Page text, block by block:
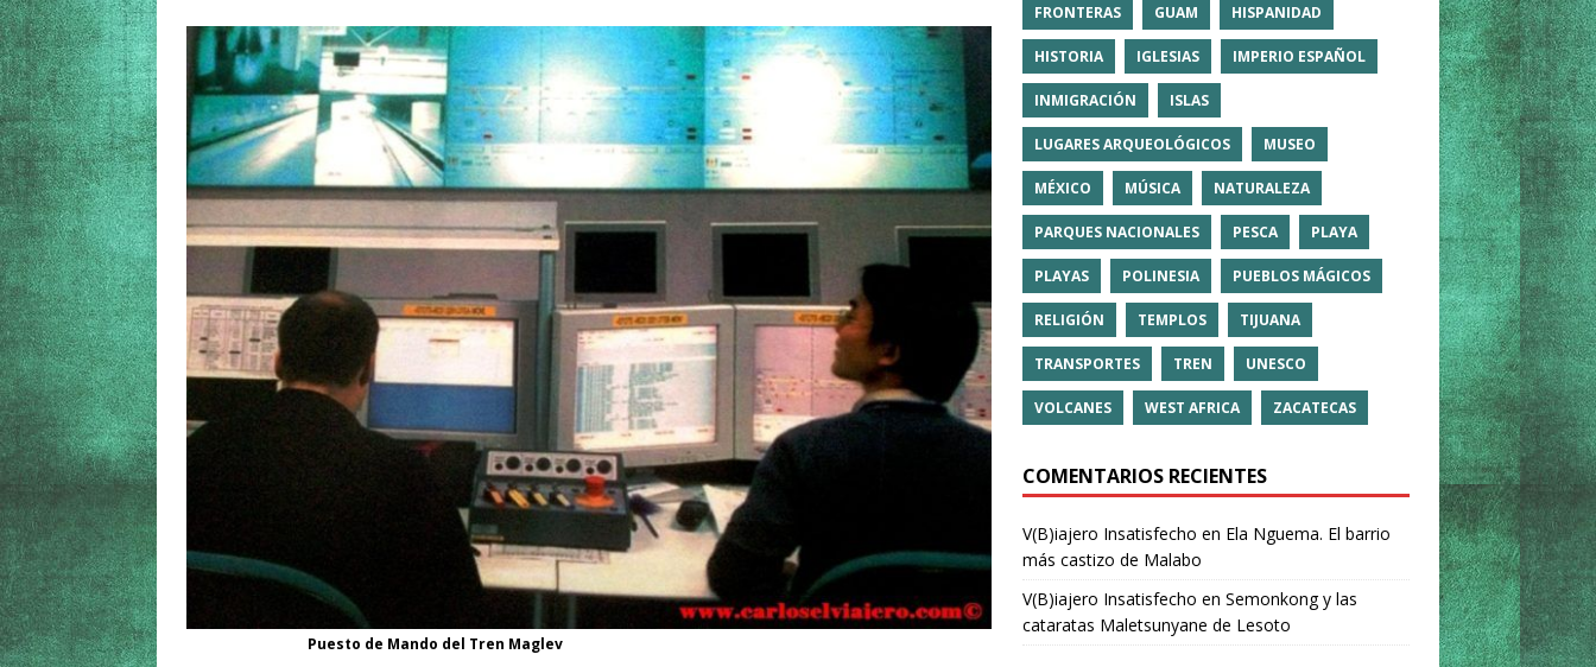
Puesto de Mando del Tren Maglev
FRONTERAS GUAM HISPANIDAD
HISTORIA IGLESIAS IMPERIO ESPAÑOL
INMIGRACIÓN ISLAS
LUGARES ARQUEOLÓGICOS MUSEO
MÉXICO MÚSICA NATURALEZA
PARQUES NACIONALES PESCA PLAYA
PLAYAS POLINESIA PUEBLOS MÁGICOS
RELIGIÓN TEMPLOS TIJUANA
TRANSPORTES TREN UNESCO
VOLCANES WEST AFRICA ZACATECAS
COMENTARIOS RECIENTES
V(B)iajero Insatisfecho en Ela Nguema. El barrio
más castizo de Malabo
V(B)iajero Insatisfecho en Semonkong y las
cataratas Maletsunyane de Lesoto